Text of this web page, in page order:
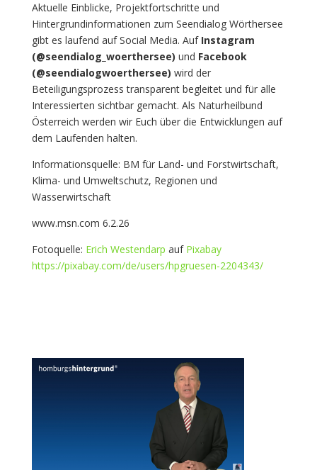
Aktuelle Einblicke, Projektfortschritte und
Hintergrundinformationen zum Seendialog Wörthersee
gibt es laufend auf Social Media. Auf Instagram
(@seendialog_woerthersee) und Facebook
(@seendialogwoerthersee) wird der
Beteiligungsprozess transparent begleitet und für alle
Interessierten sichtbar gemacht. Als Naturheilbund
Österreich werden wir Euch über die Entwicklungen auf
dem Laufenden halten.
Informationsquelle: BM für Land- und Forstwirtschaft,
Klima- und Umweltschutz, Regionen und
Wasserwirtschaft
www.msn.com 6.2.26
Fotoquelle: Erich Westendarp auf Pixabay
https://pixabay.com/de/users/hpgruesen-2204343/